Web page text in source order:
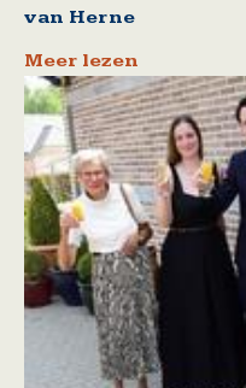
van Herne
Meer lezen